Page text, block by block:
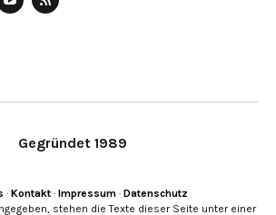
Gegründet 1989
· Kontakt · Impressum · Datenschutz
stehen die Texte dieser Seite unter einer